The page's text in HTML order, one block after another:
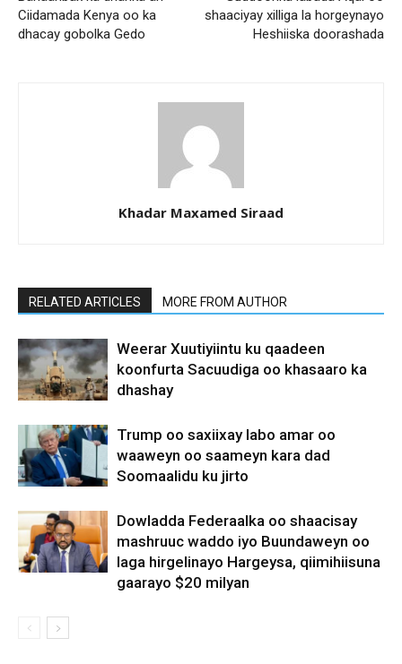
Ciidamada Kenya oo ka
dhacay gobolka Gedo
shaaciyay xilliga la horgeynayo
Heshiiska doorashada
Khadar Maxamed Siraad
RELATED ARTICLES MORE FROM AUTHOR
Weerar Xuutiyiintu ku qaadeen
koonfurta Sacuudiga oo khasaaro ka
dhashay
Trump oo saxiixay labo amar oo
waaweyn oo saameyn kara dad
Soomaalidu ku jirto
Dowladda Federaalka oo shaacisay
mashruuc waddo iyo Buundaweyn oo
laga hirgelinayo Hargeysa, qiimihiisuna
gaarayo $20 milyan